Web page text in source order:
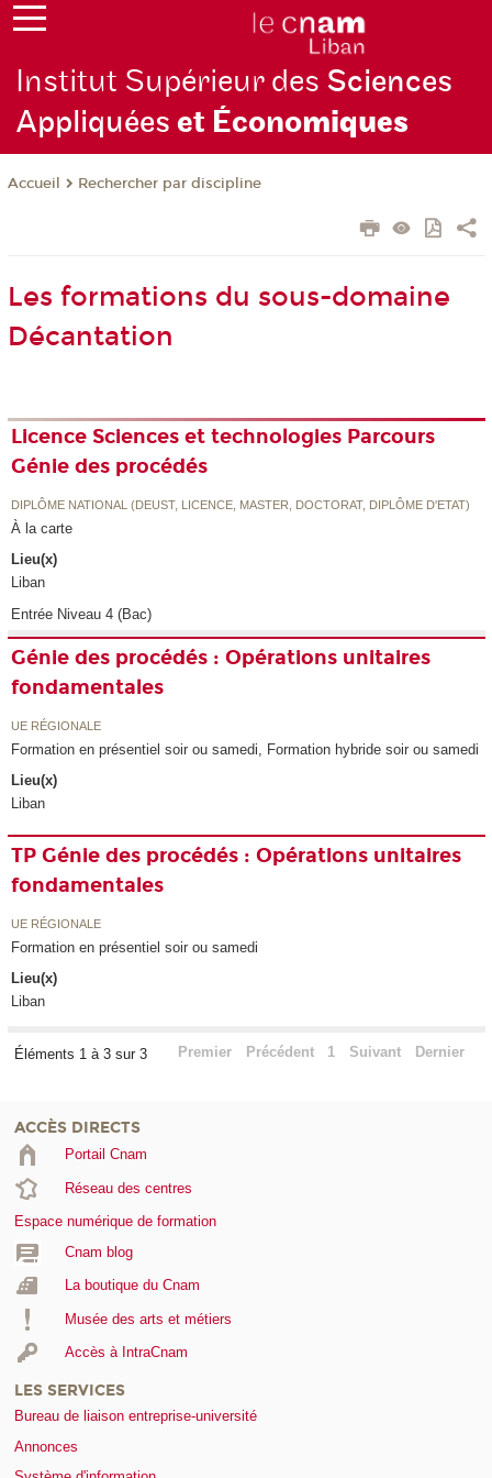
Institut Supérieur des Sciences
Appliquéeset Économiques
Accueil Rechercher par discipline
Les formations du sous-domaine
Décantation
Licence Sciences et technologies Parcours
Génie des procédés
DIPLÔME NATIONAL (DEUST, LICENCE, MASTER, DOCTORAT, DIPLÔME D'ETAT)
À la carte
Lieu(x)
Liban
Entrée Niveau 4 (Bac)
Génie des procédés : Opérations unitaires
fondamentales
UE RÉGIONALE
Formation en présentiel soir ou samedi, Formation hybride soir ou samedi
Lieu(x)
Liban
TP Génie des procédés : Opérations unitaires
fondamentales
UE RÉGIONALE
Formation en présentiel soir ou samedi
Lieu(x)
Liban
Éléments 1 à 3 sur 3 Premier Précédent 1 Suivant Dernier
ACCÈS DIRECTS
Portail Cnam
Réseau des centres
Espace numérique de formation
Cnam blog
La boutique du Cnam
Musée des arts et métiers
Accès à IntraCnam
LES SERVICES
Bureau de liaison entreprise-université
Annonces